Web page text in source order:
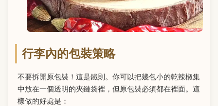
行李內的包裝策略
不要拆開原包裝！這是鐵則。你可以把幾包小的乾辣椒集
中放在一個透明的夾鏈袋裡，但原包裝必須都在裡面。這
樣做的好處是：